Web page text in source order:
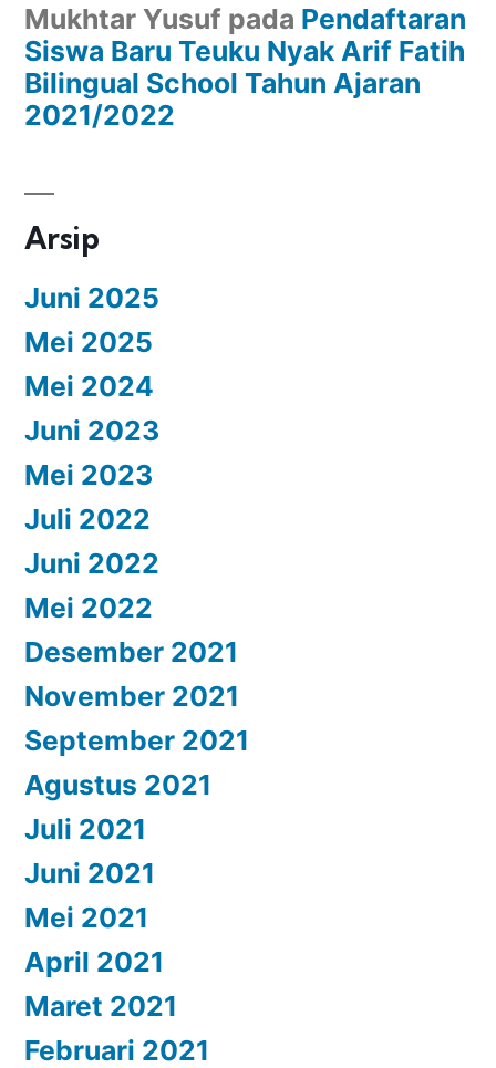
Mukhtar Yusuf pada Pendaftaran
Siswa Baru Teuku Nyak Arif Fatih
Bilingual School Tahun Ajaran
2021/2022
Arsip
Juni 2025
Mei 2025
Mei 2024
Juni 2023
Mei 2023
Juli 2022
Juni 2022
Mei 2022
Desember 2021
November 2021
September 2021
Agustus 2021
Juli 2021
Juni 2021
Mei 2021
April 2021
Maret 2021
Februari 2021